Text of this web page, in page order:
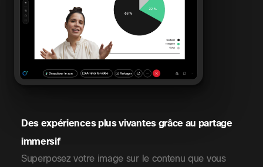
Des expériences plus vivantes grâce au partage
immersif
Superposez votre image sur le contenu que vous